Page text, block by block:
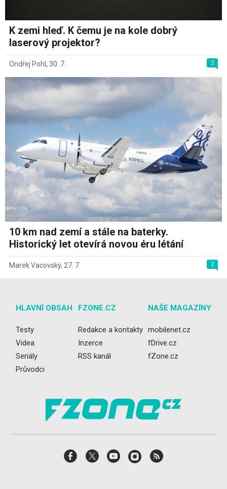
K zemi hleď. K čemu je na kole dobrý
laserový projektor?
2
Ondřej Pohl , 30. 7.
10 km nad zemí a stále na baterky.
Historický let otevírá novou éru létání
2
Marek Vacovský, 27. 7.
HLAVNÍ OBSAH
Testy
Videa
Seriály
Průvodci
FZONE.CZ
Redakce a kontakty
Inzerce
RSS kanál
NAŠE MAGAZÍNY
mobilenet.cz
fDrive.cz
fZone.cz